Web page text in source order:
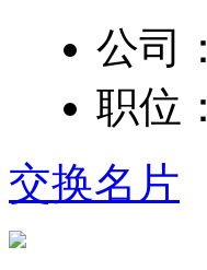
公司：
职位：
交换名片